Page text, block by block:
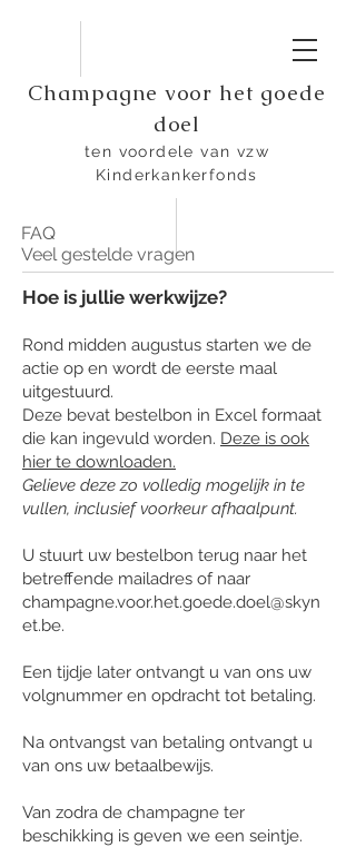
Champagne voor het goede
doel
ten voordele van vzw
Kinderkankerfonds
FAQ
Veel gestelde vragen
Hoe is jullie werkwijze?
Rond midden augustus starten we de
actie op en wordt de eerste maal
uitgestuurd.
Deze bevat bestelbon in Excel formaat
die kan ingevuld worden. Deze is ook
hier te downloaden.
Gelieve deze zo volledig mogelijk in te
vullen, inclusief voorkeur afhaalpunt.
U stuurt uw bestelbon terug naar het
betreffende mailadres of naar
champagne.voor.het.goede.doel@skyn
et.be.
Een tijdje later ontvangt u van ons uw
volgnummer en opdracht tot betaling.
Na ontvangst van betaling ontvangt u
van ons uw betaalbewijs.
Van zodra de champagne ter
beschikking is geven we een seintje.